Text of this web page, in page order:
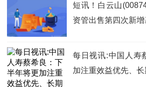
短讯！白云山
资管出售第四次新
每日视讯:中国人寿
加注重效益优先、